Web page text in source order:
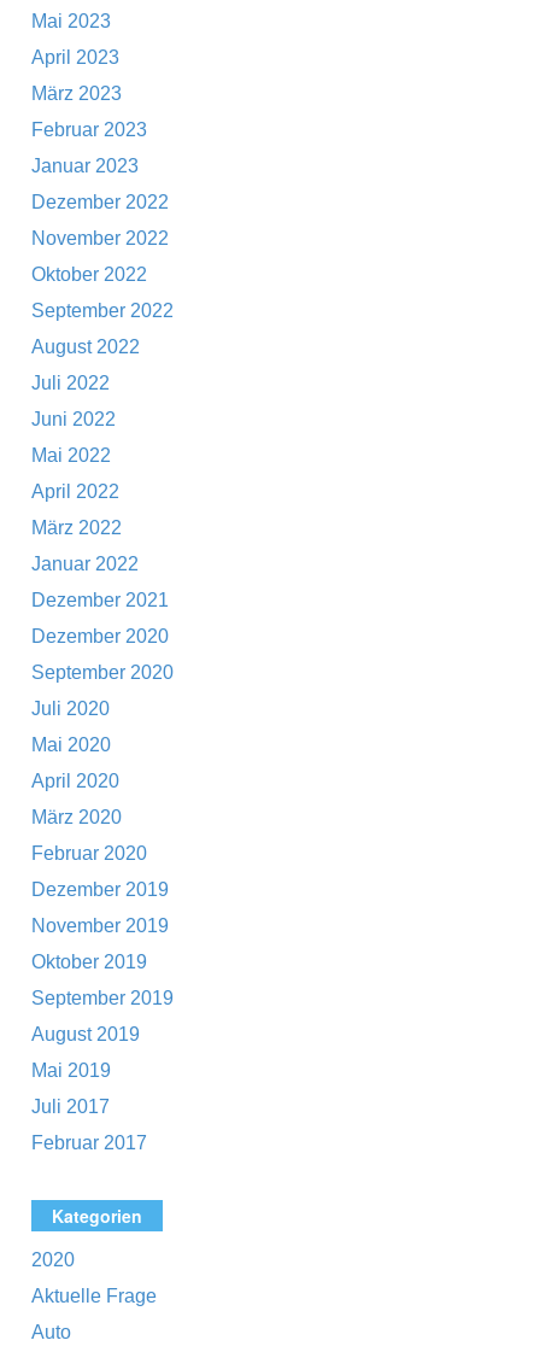
Mai 2023
April 2023
März 2023
Februar 2023
Januar 2023
Dezember 2022
November 2022
Oktober 2022
September 2022
August 2022
Juli 2022
Juni 2022
Mai 2022
April 2022
März 2022
Januar 2022
Dezember 2021
Dezember 2020
September 2020
Juli 2020
Mai 2020
April 2020
März 2020
Februar 2020
Dezember 2019
November 2019
Oktober 2019
September 2019
August 2019
Mai 2019
Juli 2017
Februar 2017
Kategorien
2020
Aktuelle Frage
Auto